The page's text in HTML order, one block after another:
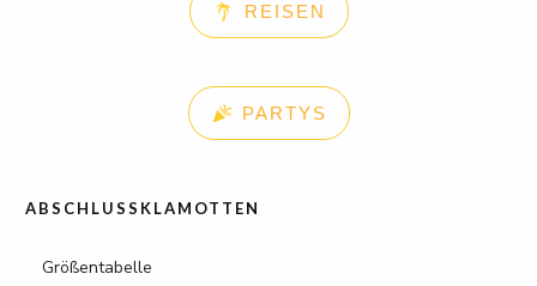
REISEN
PARTYS
ABSCHLUSSKLAMOTTEN
Größentabelle